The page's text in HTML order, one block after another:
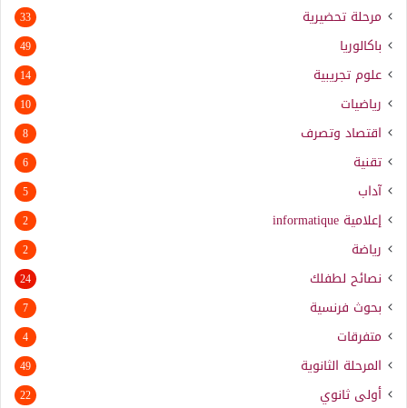
مرحلة تحضيرية 33
باكالوريا 49
علوم تجريبية 14
رياضيات 10
اقتصاد وتصرف 8
تقنية 6
آداب 5
إعلامية informatique
2
رياضة 2
نصائح لطفلك 24
بحوث فرنسية 7
متفرقات 4
المرحلة الثانوية 49
أولى ثانوي 22